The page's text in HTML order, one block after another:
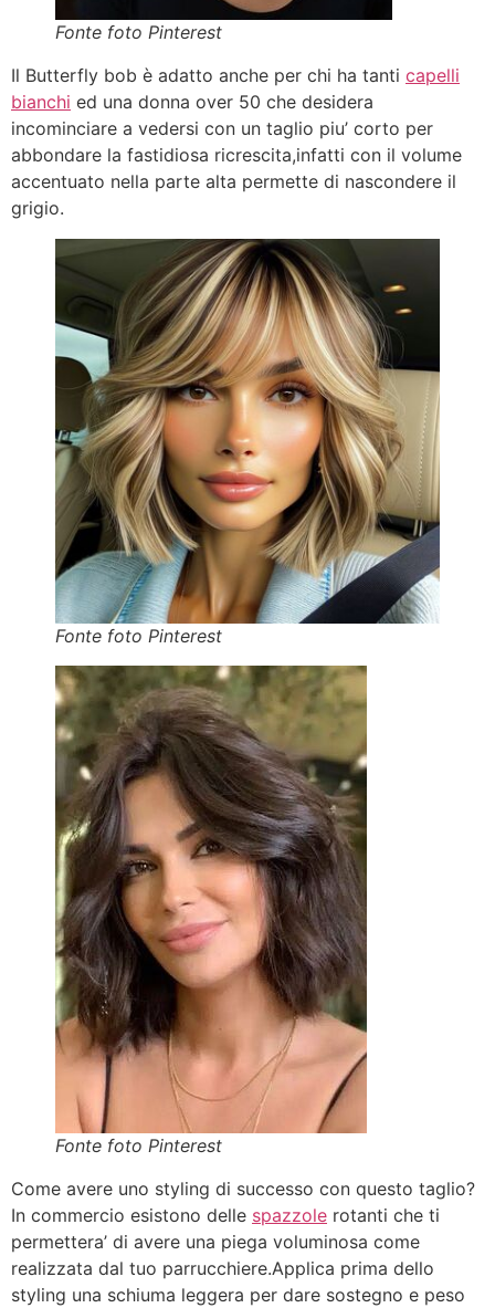
Fonte foto Pinterest
Il Butterfly bob è adatto anche per chi ha tanti capelli
bianchi ed una donna over 50 che desidera
incominciare a vedersi con un taglio piu’ corto per
abbondare la fastidiosa ricrescita,infatti con il volume
accentuato nella parte alta permette di nascondere il
grigio.
Fonte foto Pinterest
Fonte foto Pinterest
Come avere uno styling di successo con questo taglio?
In commercio esistono delle spazzole rotanti che ti
permettera’ di avere una piega voluminosa come
realizzata dal tuo parrucchiere.Applica prima dello
styling una schiuma leggera per dare sostegno e peso